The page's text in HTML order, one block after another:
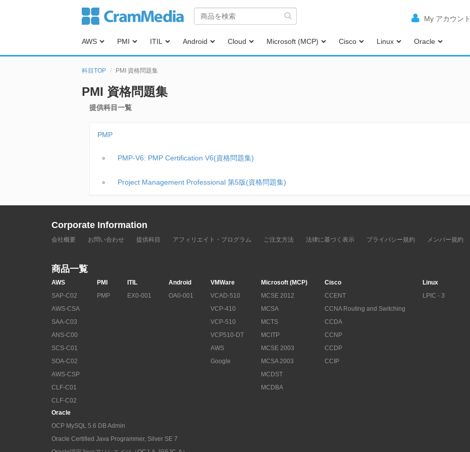
My アカウント
AWS PMI ITIL Android Cloud Microsoft (MCP) Cisco Linux Oracle
科目TOP PMI 資格問題集
PMI 資格問題集
提供科目一覧
PMP
PMP-V6: PMP Certification V6(資格問題集)
Project Management Professional 第5版(資格問題集)
Corporate Information
会社概要 お問い合わせ 提供科目 アフィリエイト・プログラム ご注文方法 法律に基づく表示 プライバシー規約 メンバー規約
商品一覧
AWS
SAP-C02
AWS-CSA
SAA-C03
ANS-C00
SCS-C01
SOA-C02
AWS-CSP
CLF-C01
CLF-C02
PMI
PMP
ITIL
EX0-001
Android
OA0-001
VMWare
VCAD-510
VCP-410
VCP-510
VCP510-DT
AWS
Google
Microsoft (MCP)
MCSE 2012
MCSA
MCTS
MCITP
MCSE 2003
MCSA 2003
MCDST
MCDBA
Cisco
CCENT
CCNA Routing and Switching
CCDA
CCNP
CCDP
CCIP
Linux
LPIC - 3
Oracle
OCP MySQL 5.6 DB Admin
Oracle Certified Java Programmer, Silver SE 7